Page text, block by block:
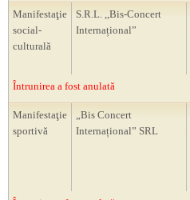
Manifestaţie
social-
culturală
S.R.L. ,,Bis-Concert
Internațional”
Întrunirea a fost anulată
Manifestaţie
sportivă
„Bis Concert
Internațional” SRL